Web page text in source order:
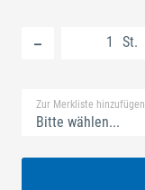
St.
Zur Merkliste hinzufügen
Bitte wählen...